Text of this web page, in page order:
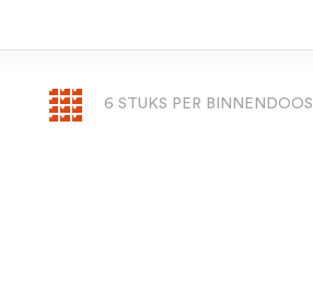
6 STUKS PER BINNENDOOS